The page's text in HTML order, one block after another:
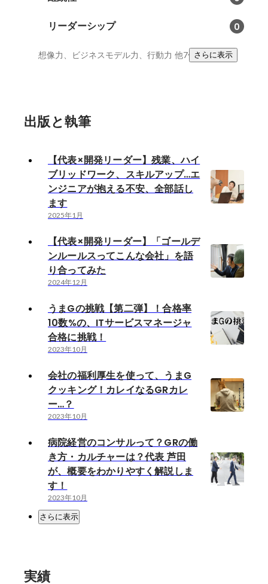
リーダーシップ 0
想像力、ビジネスモデル力、行動力 他7件さらに表示
出版と執筆
【代表×開発リーダー】残業、ハイ
ブリッドワーク、スキルアップ…エ
ンジニアが抱える不安、全部話し
ます
2025年1月
【代表×開発リーダー】「ゴールデ
ンルールスってこんな会社」を語
り合ってみた
2024年12月
うまGの挑戦【第二弾】！合格率
10数%の、ITサービスマネージャ
合格に挑戦！
2023年10月
会社の福利厚生を使って、うまG
クッキング！カレイなるGRカレ
ー…？
2023年10月
病院経営のコンサルって？GRの働
き方・カルチャーは？代表 芦田
が、概要をわかりやすく解説しま
す！
2023年10月
さらに表示
実績